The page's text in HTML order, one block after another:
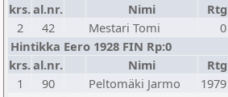
krs.al.nr. Nimi Rtg
2
42 Mestari Tomi 0
Hintikka Eero 1928 FIN Rp:0
krs.al.nr. Nimi Rtg
1
90 Peltomäki Jarmo 1979